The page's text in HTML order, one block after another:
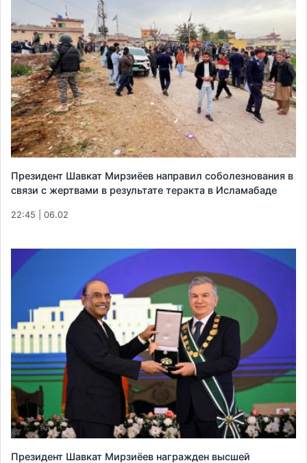
Президент Шавкат Мирзиёев направил соболезнования в
связи с жертвами в результате теракта в Исламабаде
22:45 | 06.02
Президент Шавкат Мирзиёев награжден высшей